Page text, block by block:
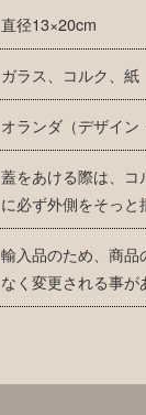
直径13×20cm
ガラス、コルク、紙
オランダ（デザイン
蓋をあける際は、
に必ず外側をそっと
輸入品のため、商
なく変更される事が